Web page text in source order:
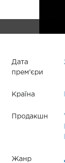
Дата
прем'єри
Країна
Продакшн
Жанр